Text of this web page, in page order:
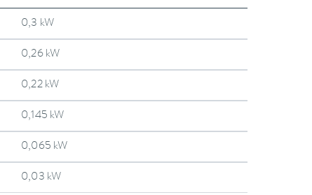
0,3 kW
0,26 kW
0,22 kW
0,145 kW
0,065 kW
0,03 kW